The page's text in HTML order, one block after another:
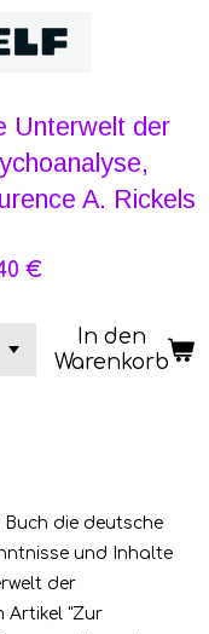
Unterwelt der
A. Rickels
€
In den
Warenkorb
Buch die deutsche
und Inhalte
der
Artikel "Zur